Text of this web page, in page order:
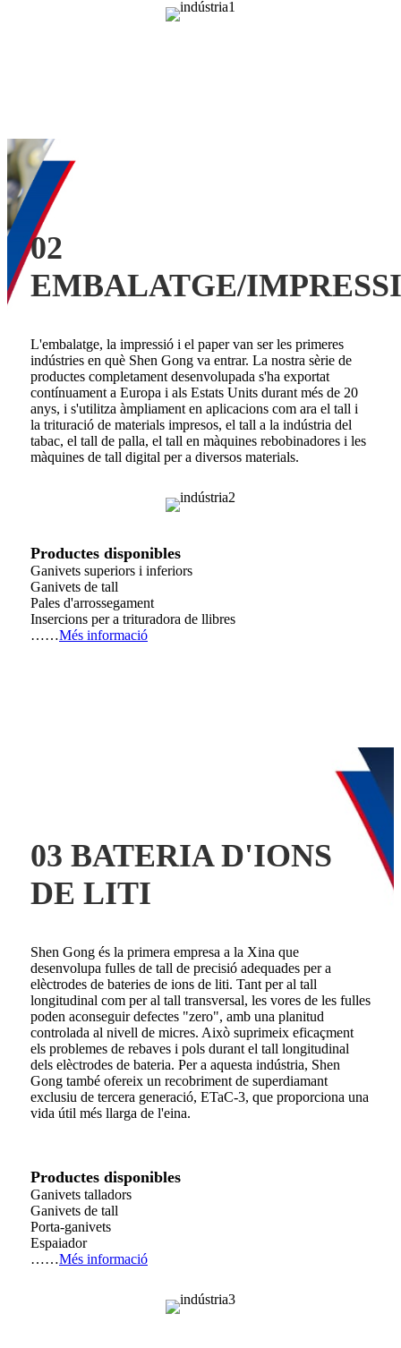
02
EMBALATGE/
L'embalatge, la impressió i el paper van ser les primeres
indústries en què Shen Gong va entrar. La nostra sèrie de
productes completament desenvolupada s'ha exportat
contínuament a Europa i als Estats Units durant més de 20
anys, i s'utilitza àmpliament en aplicacions com ara el tall i
la trituració de materials impresos, el tall a la indústria del
tabac, el tall de palla, el tall en màquines rebobinadores i les
màquines de tall digital per a diversos materials.
Productes disponibles
Ganivets superiors i inferiors
Ganivets de tall
Pales d'arrossegament
Insercions per a trituradora de llibres
……Més informació
03 BATERIA D'IONS
DE LITI
Shen Gong és la primera empresa a la Xina que
desenvolupa fulles de tall de precisió adequades per a
elèctrodes de bateries de ions de liti. Tant per al tall
longitudinal com per al tall transversal, les vores de les fulles
poden aconseguir defectes "zero", amb una planitud
controlada al nivell de micres. Això suprimeix eficaçment
els problemes de rebaves i pols durant el tall longitudinal
dels elèctrodes de bateria. Per a aquesta indústria, Shen
Gong també ofereix un recobriment de superdiamant
exclusiu de tercera generació, ETaC-3, que proporciona una
vida útil més llarga de l'eina.
Productes disponibles
Ganivets talladors
Ganivets de tall
Porta-ganivets
Espaiador
……Més informació